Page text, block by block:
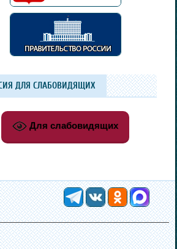
ДЛЯ СЛАБОВИДЯЩИХ
Для слабовидящих